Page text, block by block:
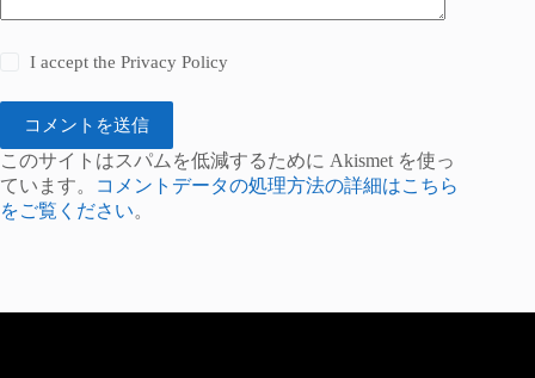
I accept thePrivacy Policy
コメントを送信
このサイトはスパムを低減するために Akismet を使っ
ています。
コメントデータの処理方法の詳細はこちら
をご覧ください。